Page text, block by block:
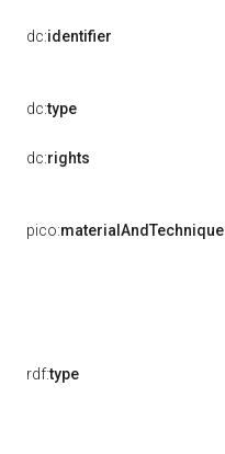
dc:identifier
dc:type
dc:rights
pico:materialAndTechnique
rdf:type